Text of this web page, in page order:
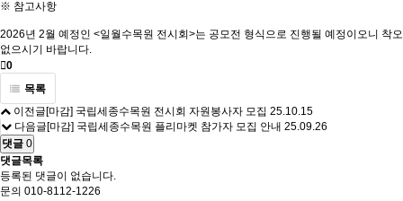
※ 참고사항
2026년 2월 예정인 <일월수목원 전시회>는 공모전 형식으로 진행될 예정이오니 착오
없으시기 바랍니다.
0
목록
이전글[마감] 국립세종수목원 전시회 자원봉사자 모집 25.10.15
다음글[마감] 국립세종수목원 플리마켓 참가자 모집 안내 25.09.26
댓글 0
댓글목록
등록된 댓글이 없습니다.
문의 010-8112-1226